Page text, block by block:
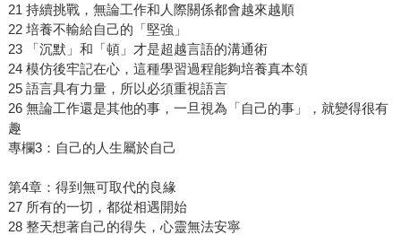
21 持續挑戰，無論工作和人際關係都會越來越順
22 培養不輸給自己的「堅強」
23 「沉默」和「頓」才是超越言語的溝通術
24 模仿後牢記在心，這種學習過程能夠培養真本領
25 語言具有力量，所以必須重視語言
26 無論工作還是其他的事，一旦視為「自己的事」，就變得很有
趣
專欄3：自己的人生屬於自己
第4章：得到無可取代的良緣
27 所有的一切，都從相遇開始
28 整天想著自己的得失，心靈無法安寧